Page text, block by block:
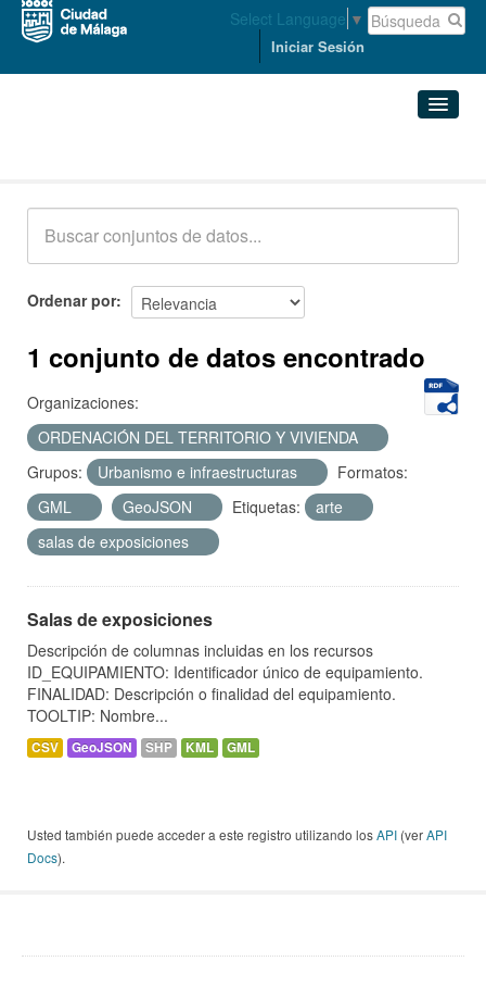
Select Language ▼
Iniciar Sesión
Acerca de
Ordenar por
1 conjunto de datos encontrado
Organizaciones:
ORDENACIÓN DEL TERRITORIO Y VIVIENDA
Grupos:
Urbanismo e infraestructuras
Formatos:
GML
GeoJSON Etiquetas:
arte
salas de exposiciones
Salas de exposiciones
Descripción de columnas incluidas en los recursos
ID_EQUIPAMIENTO: Identificador único de equipamiento.
FINALIDAD: Descripción o finalidad del equipamiento.
TOOLTIP: Nombre...
CSV GeoJSON SHP KML GML
Usted también puede acceder a este registro utilizando losAPI (verAPI
Docs).